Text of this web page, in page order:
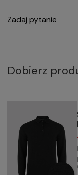
Zadaj pytanie
Dobierz